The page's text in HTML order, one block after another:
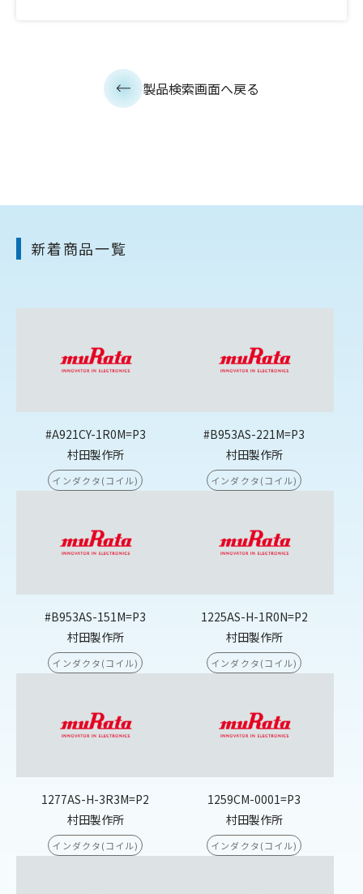
製品検索画面へ戻る
新着商品一覧
#A921CY-1R0M=P3
村田製作所
インダクタ(コイル)
#B953AS-221M=P3
村田製作所
インダクタ(コイル)
#B953AS-151M=P3
村田製作所
インダクタ(コイル)
1225AS-H-1R0N=P2
村田製作所
インダクタ(コイル)
1277AS-H-3R3M=P2
村田製作所
インダクタ(コイル)
1259CM-0001=P3
村田製作所
インダクタ(コイル)